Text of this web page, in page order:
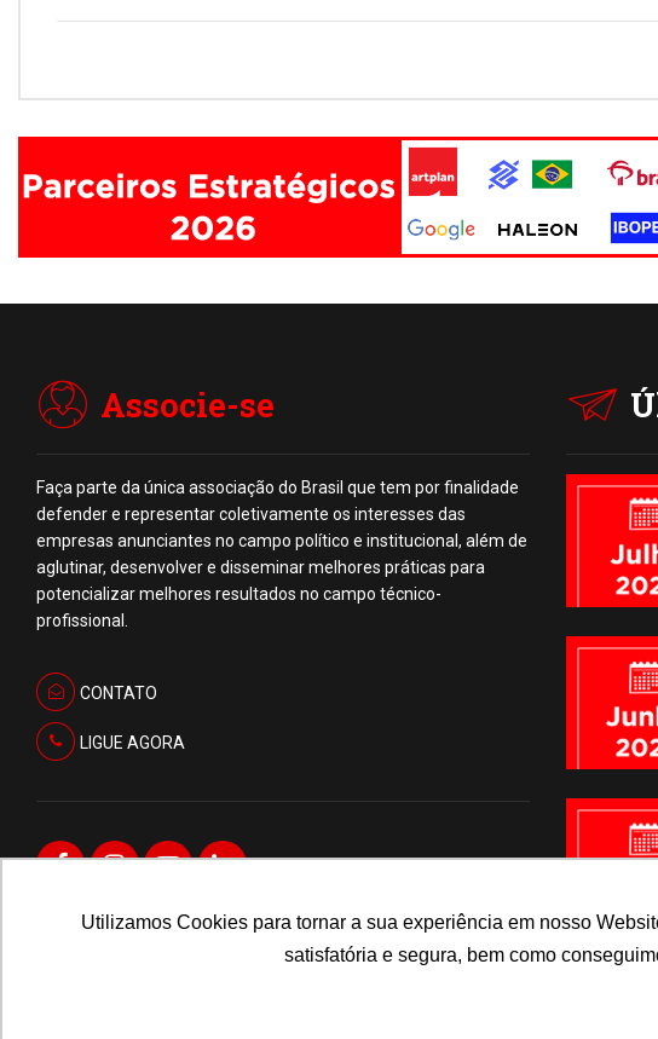
Utilizamos Cookies para tornar a sua experiência em nosso
satisfatória e segura, bem como
Associe-se
Faça parte da única associação do Brasil que tem por finalidade
defender e representar coletivamente os interesses das
empresas anunciantes no campo político e institucional, além de
aglutinar, desenvolver e disseminar melhores práticas para
potencializar melhores resultados no campo técnico-
profissional.
CONTATO
LIGUE AGORA